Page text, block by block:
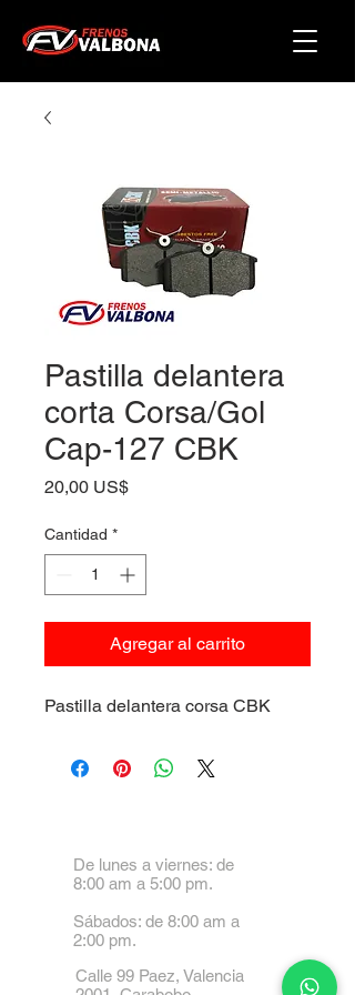
Pastilla delantera
corta Corsa/Gol
Cap-127 CBK
20,00 US$Precio
Cantidad *
Agregar al carrito
Pastilla delantera corsa CBK
De lunes a viernes: de
8:00 am a 5:00 pm.
Sábados: de 8:00 am a
2:00 pm.
Calle 99 Paez, Valencia